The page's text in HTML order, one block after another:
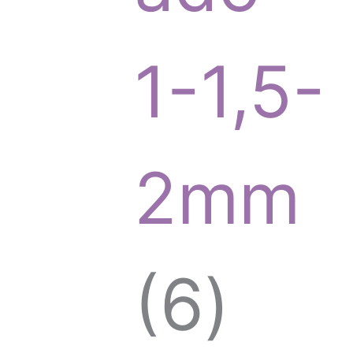
o
d
u
1-1,5-
2mm
66